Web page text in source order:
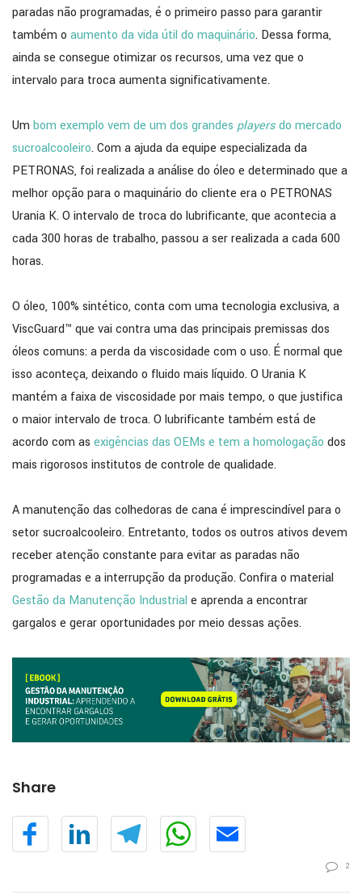
paradas não programadas, é o primeiro passo para garantir
também o aumento da vida útil do maquinário. Dessa forma,
ainda se consegue otimizar os recursos, uma vez que o
intervalo para troca aumenta significativamente.
Um bom exemplo vem de um dos grandes playersdo mercado
sucroalcooleiro. Com a ajuda da equipe especializada da
PETRONAS, foi realizada a análise do óleo e determinado que a
melhor opção para o maquinário do cliente era o PETRONAS
Urania K. O intervalo de troca do lubrificante, que acontecia a
cada 300 horas de trabalho, passou a ser realizada a cada 600
horas.
O óleo, 100% sintético, conta com uma tecnologia exclusiva, a
ViscGuard™ que vai contra uma das principais premissas dos
óleos comuns: a perda da viscosidade com o uso. É normal que
isso aconteça, deixando o fluido mais líquido. O Urania K
mantém a faixa de viscosidade por mais tempo, o que justifica
o maior intervalo de troca. O lubrificante também está de
acordo com as exigências das OEMs e tem a homologação dos
mais rigorosos institutos de controle de qualidade.
A manutenção das colhedoras de cana é imprescindível para o
setor sucroalcooleiro. Entretanto, todos os outros ativos devem
receber atenção constante para evitar as paradas não
programadas e a interrupção da produção. Confira o material
Gestão da Manutenção Industrial e aprenda a encontrar
gargalos e gerar oportunidades por meio dessas ações.
Share
2